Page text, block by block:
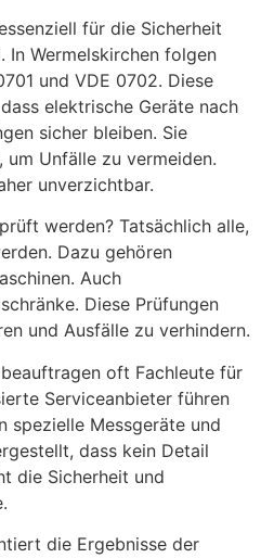
für die Sicherheit
Wermelskirchen folgen
und VDE 0702. Diese
elektrische Geräte nach
sicher bleiben. Sie
Unfälle zu vermeiden.
unverzichtbar.
werden? Tatsächlich alle,
Dazu gehören
Auch
Diese Prüfungen
und Ausfälle zu verhindern.
oft Fachleute für
Serviceanbieter führen
spezielle Messgeräte und
dass kein Detail
die Sicherheit und
die Ergebnisse der